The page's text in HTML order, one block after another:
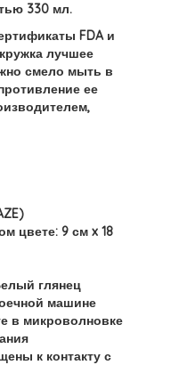
330 мл.
FDA и
лучшее
смело мыть в
ее
)
цвете: 9 см x 18
глянец
машине
в микроволновке
к контакту с